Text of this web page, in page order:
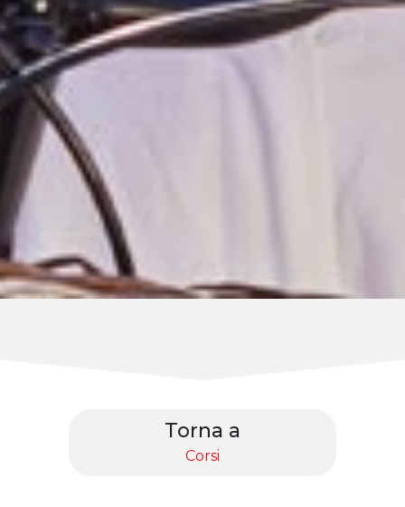
Torna a
Corsi